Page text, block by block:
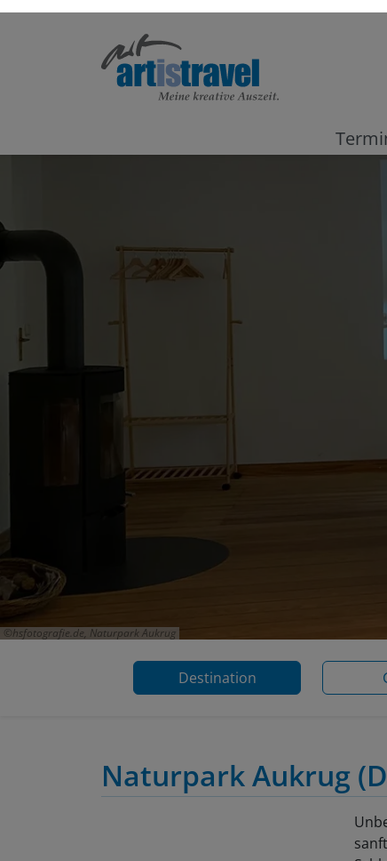
hsfotografie.de, Naturpark Aukrug
Destination
Naturpark Aukrug